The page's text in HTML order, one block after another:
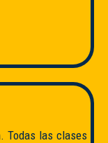
Todas las clases